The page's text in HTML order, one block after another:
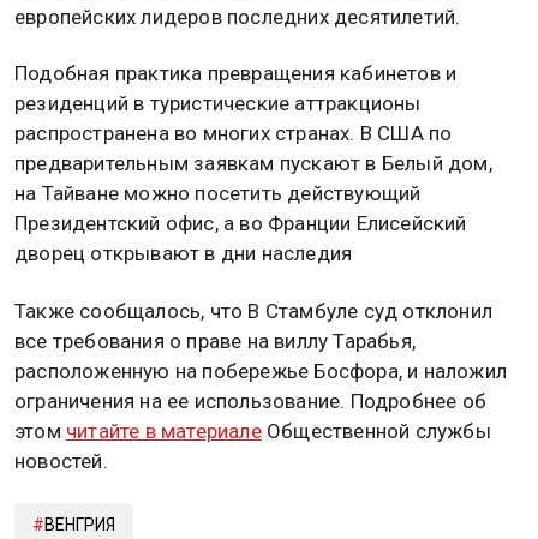
европейских лидеров последних десятилетий.
Подобная практика превращения кабинетов и
резиденций в туристические аттракционы
распространена во многих странах. В США по
предварительным заявкам пускают в Белый дом,
на Тайване можно посетить действующий
Президентский офис, а во Франции Елисейский
дворец открывают в дни наследия
Также сообщалось, что В Стамбуле суд отклонил
все требования о праве на виллу Тарабья,
расположенную на побережье Босфора, и наложил
ограничения на ее использование. Подробнее об
этом читайте в материалеОбщественной службы
новостей.
ВЕНГРИЯ